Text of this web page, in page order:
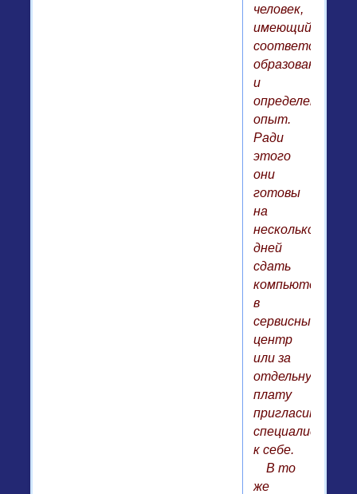
человек,
имеющий
образование
и
определенный
опыт.
Ради
этого
они
готовы
на
несколько
дней
сдать
компьютер
в
сервисный
центр
или за
отдельную
плату
пригласить
специалиста
к себе.
В то
же